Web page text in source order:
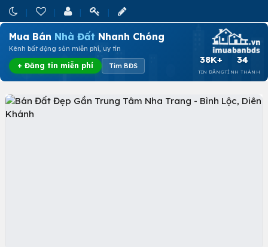
Mua Bán Nhà Đất Nhanh Chóng
Kênh bất động sản miễn phí, uy tín
+ Đăng tin miễn phí Tìm BĐS
38K+
TIN ĐĂNG
34
TỈNH THÀNH